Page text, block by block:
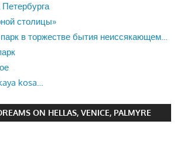
столицы»
в торжестве бытия неиссякающем…
kosa…
ON HELLAS, VENICE, PALMYRE